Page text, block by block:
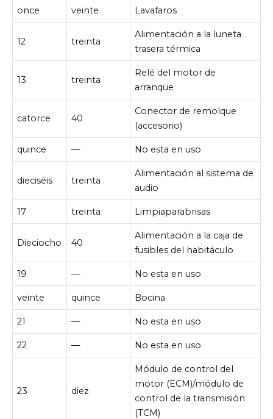
once veinte Lavafaros
12 treinta
Alimentación a la luneta
trasera térmica
13 treinta
Relé del motor de
arranque
catorce 40
Conector de remolque
(accesorio)
quince — No esta en uso
dieciséis treinta
Alimentación al sistema de
audio
17 treinta Limpiaparabrisas
Dieciocho 40
Alimentación a la caja de
fusibles del habitáculo
19 — No esta en uso
veinte quince Bocina
21 — No esta en uso
22 — No esta en uso
23 diez
Módulo de control del
motor (ECM)/módulo de
control de la transmisión
(TCM)